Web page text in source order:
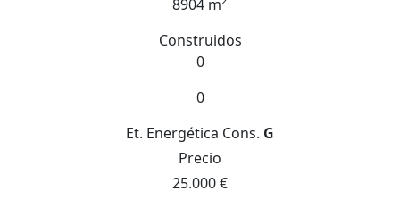
8904 m
Construidos
0
0
Et. Energética Cons. G
Precio
25.000 €